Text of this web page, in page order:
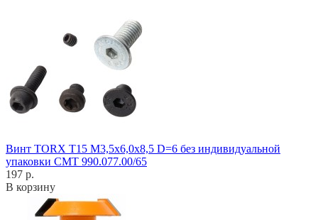
Винт TORX T15 M3,5x6,0x8,5 D=6 без индивидуальной
упаковки CMT 990.077.00/65
197 р.
В корзину